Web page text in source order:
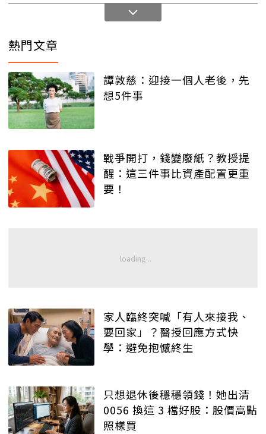
熱門文章
譚敦慈：迎接一個人老後，先
想5件事
戰爭開打，錢變廢紙？教授提
醒：這三件事比資產配置更重
要！
家人臨終突喊「有人來接我、
要回家」？醫授回應方式快
學：避免抱憾終生
只想退休後穩穩領錢！她出清
0056 換這 3 檔好股：股價高點
照樣買